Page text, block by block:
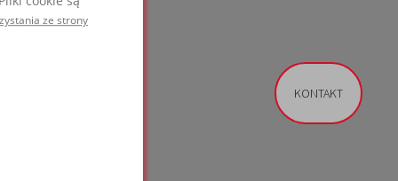
ze strony
KONTAKT